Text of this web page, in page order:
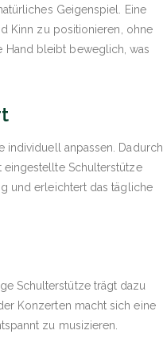
Geigenspiel. Eine
Kinn zu positionieren, ohne
Hand bleibt beweglich, was
individuell anpassen. Dadurch
eingestellte Schulterstütze
und erleichtert das tägliche
Schulterstütze trägt dazu
Konzerten macht sich eine
zu musizieren.